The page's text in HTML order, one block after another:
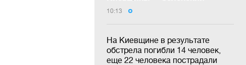
10:13
На Киевщине в результате
обстрела погибли 14 человек,
еще 22 человека пострадали